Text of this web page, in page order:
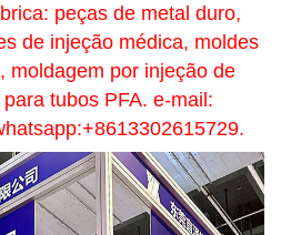
peças de metal duro,
de injeção médica, moldes
moldagem por injeção de
tubos PFA. e-mail: